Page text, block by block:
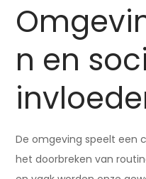
n en
De omgeving speelt een
het doorbreken van